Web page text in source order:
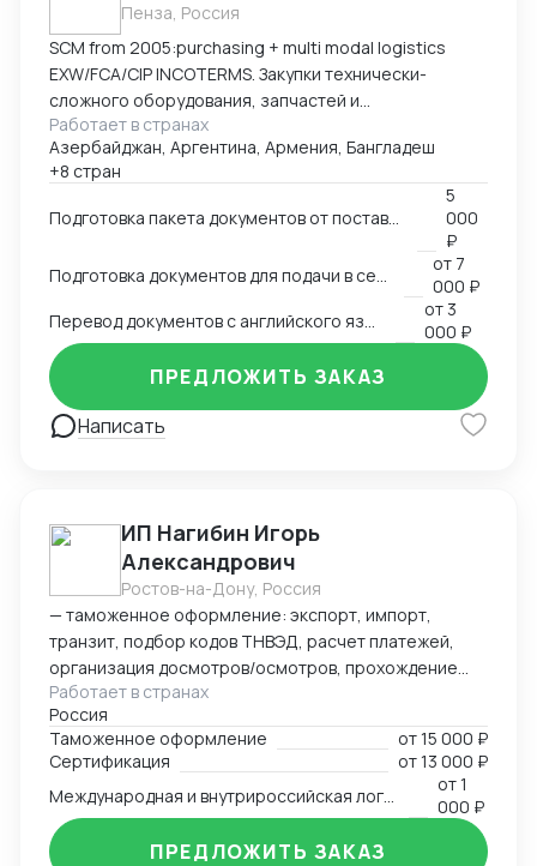
Пенза, Россия
SCM from 2005:purchasing + multi modal logistics
EXW/FCA/CIP INCOTERMS. Закупки технически-
сложного оборудования, запчастей и
комплектующих к нему.
Работает в странах
Азербайджан, Аргентина, Армения, Бангладеш
+8 стран
Подготовка пакета документов от поставщика на EXW, FCA, CIP
5
000
₽
от 7
000 ₽
от 3
000 ₽
Написать
ПРЕДЛОЖИТЬ ЗАКАЗ
ИП Нагибин Игорь
Александрович
Ростов-на-Дону, Россия
— таможенное оформление: экспорт, импорт,
транзит, подбор кодов ТНВЭД, расчет платежей,
организация досмотров/осмотров, прохождение
доп. проверок, возврат обеспечения; — логистика:
авто, авиа, морской транспорт, ж/д; — консалтинг
и сопровождение по таможенным процедурам,
валютному контролю и бухгалтерии;
— бухгалтерский аутсорсинг; — получение
разрешительной документации: сертификаты,
разрешения.
Работает в странах
Россия
Таможенное оформление
от15 000 ₽
Сертификация
от13 000 ₽
от1
000 ₽
ПРЕДЛОЖИТЬ ЗАКАЗ